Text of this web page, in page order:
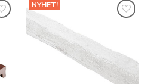
NYHET!
ønskeliste